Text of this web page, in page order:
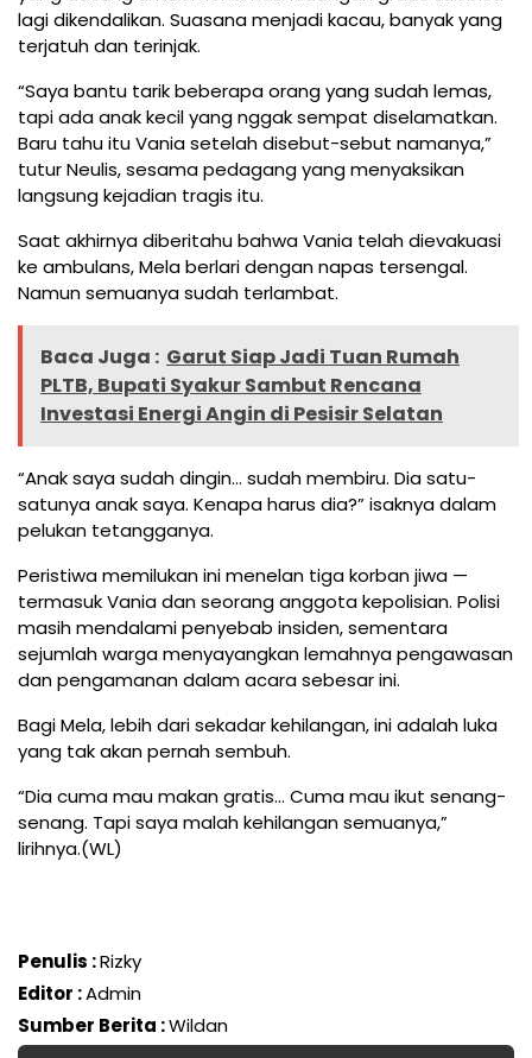
lagi dikendalikan. Suasana menjadi kacau, banyak yang
terjatuh dan terinjak.
“Saya bantu tarik beberapa orang yang sudah lemas,
tapi ada anak kecil yang nggak sempat diselamatkan.
Baru tahu itu Vania setelah disebut-sebut namanya,”
tutur Neulis, sesama pedagang yang menyaksikan
langsung kejadian tragis itu.
Saat akhirnya diberitahu bahwa Vania telah dievakuasi
ke ambulans, Mela berlari dengan napas tersengal.
Namun semuanya sudah terlambat.
Baca Juga : Garut Siap Jadi Tuan Rumah
PLTB, Bupati Syakur Sambut Rencana
Investasi Energi Angin di Pesisir Selatan
“Anak saya sudah dingin… sudah membiru. Dia satu-
satunya anak saya. Kenapa harus dia?” isaknya dalam
pelukan tetangganya.
Peristiwa memilukan ini menelan tiga korban jiwa —
termasuk Vania dan seorang anggota kepolisian. Polisi
masih mendalami penyebab insiden, sementara
sejumlah warga menyayangkan lemahnya pengawasan
dan pengamanan dalam acara sebesar ini.
Bagi Mela, lebih dari sekadar kehilangan, ini adalah luka
yang tak akan pernah sembuh.
“Dia cuma mau makan gratis… Cuma mau ikut senang-
senang. Tapi saya malah kehilangan semuanya,”
lirihnya.(WL)
Penulis :Rizky
Editor :Admin
Sumber Berita :Wildan